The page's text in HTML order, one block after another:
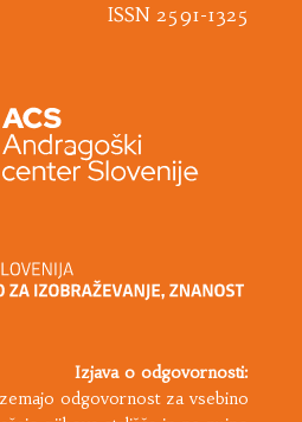
ISSN 2591-1325
Izjava o odgovornosti:
odgovornost za vsebino